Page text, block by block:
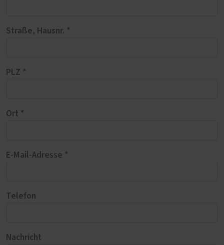
Straße, Hausnr. *
PLZ *
Ort *
E-Mail-Adresse *
Telefon
Nachricht